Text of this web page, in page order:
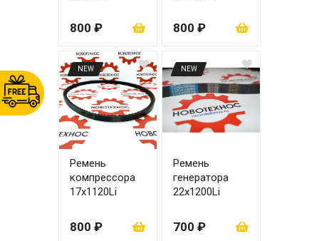
800 ₽ 800 ₽
NEW
Ремень
компрессора
17х1120Li
800 ₽
NEW
Ремень
генератора
22x1200Li
700 ₽